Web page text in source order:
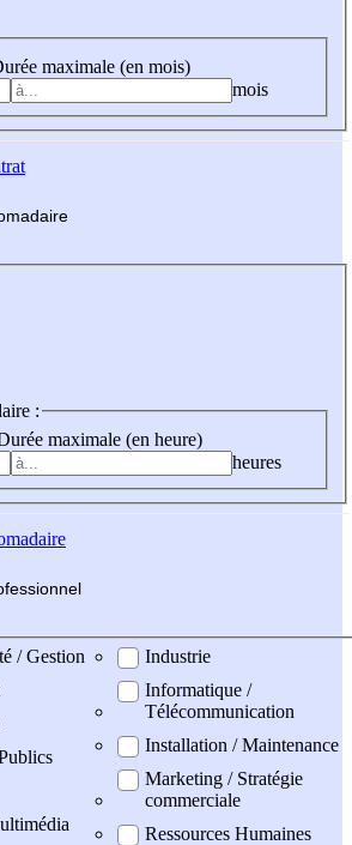
maximale (en mois)
mois
madaire
:
maximale (en heure)
heures
fessionnel
/ Gestion
Industrie
Informatique /
Télécommunication
Installation / Maintenance
Marketing / Stratégie
commerciale
Ressources Humaines